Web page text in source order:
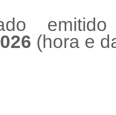
(hora e